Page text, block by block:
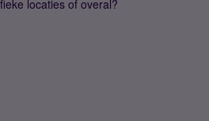
locaties of overal?